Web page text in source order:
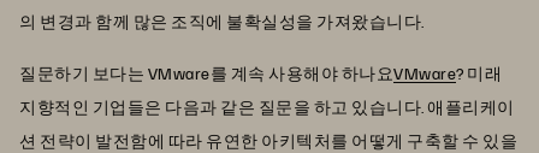
의 변경과 함께 많은 조직에 불확실성을 가져왔습니다.
질문하기 보다는 VMware를 계속 사용해야 하나요VMware? 미래
지향적인 기업들은 다음과 같은 질문을 하고 있습니다. 애플리케이
션 전략이 발전함에 따라 유연한 아키텍처를 어떻게 구축할 수 있을